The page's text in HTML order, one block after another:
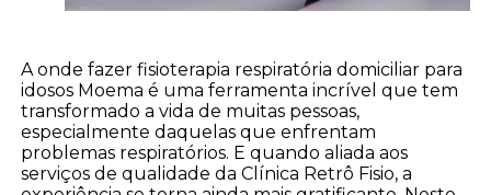
A onde fazer fisioterapia respiratória domiciliar para
idosos Moema é uma ferramenta incrível que tem
transformado a vida de muitas pessoas,
especialmente daquelas que enfrentam
problemas respiratórios. E quando aliada aos
serviços de qualidade da Clínica Retrô Fisio, a